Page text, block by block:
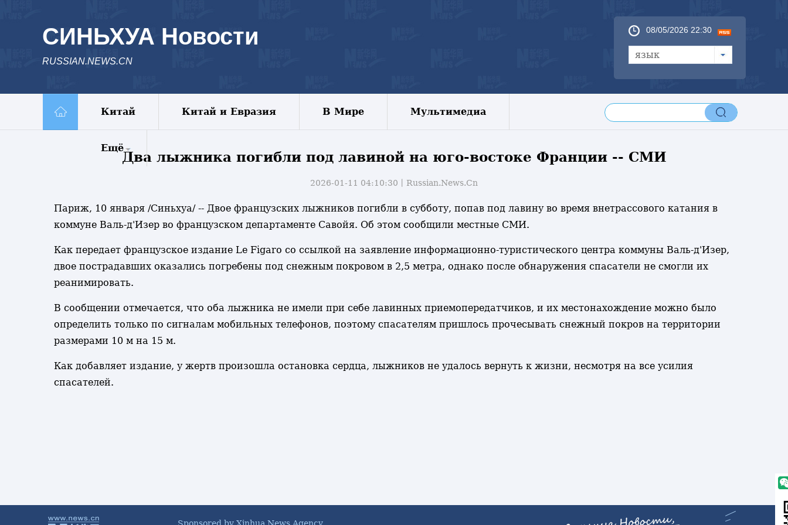
СИНЬХУА Новости
RUSSIAN.NEWS.CN
08/05/2026 22:30
язык
Китай Китай и Евразия В Мире Мультимедиа
Ещё
Видео
Фото
Пояс и путь
Два лыжника погибли под лавиной на юго-востоке Франции -- СМИ
2026-01-11 04:10:30丨 Russian.News.Cn
Париж, 10 января /Синьхуа/ -- Двое французских лыжников погибли в субботу, попав под лавину во время внетрассового катания в
коммуне Валь-д'Изер во французском департаменте Савойя. Об этом сообщили местные СМИ.
Как передает французское издание Le Figaro со ссылкой на заявление информационно-туристического центра коммуны Валь-д'Изер,
двое пострадавших оказались погребены под снежным покровом в 2,5 метра, однако после обнаружения спасатели не смогли их
реанимировать.
В сообщении отмечается, что оба лыжника не имели при себе лавинных приемопередатчиков, и их местонахождение можно было
определить только по сигналам мобильных телефонов, поэтому спасателям пришлось прочесывать снежный покров на территории
размерами 10 м на 15 м.
Как добавляет издание, у жертв произошла остановка сердца, лыжников не удалось вернуть к жизни, несмотря на все усилия
спасателей.